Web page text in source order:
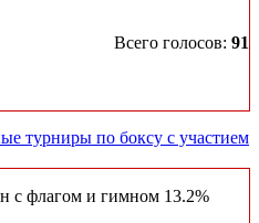
Всего голосов: 91
турниры по боксу с участием
с флагом и гимном 13.2%